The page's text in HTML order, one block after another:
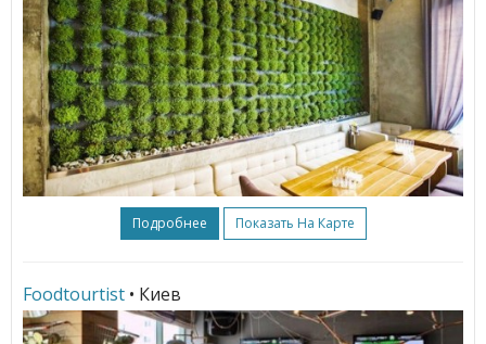
Подробнее Показать На Карте
Foodtourtist • Киев